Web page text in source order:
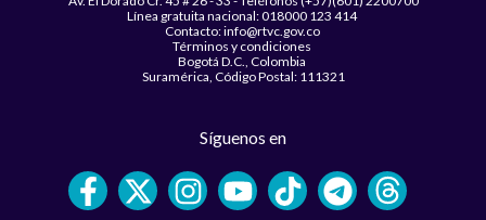
Línea gratuita nacional: 018000 123 414
Contacto: info@rtvc.gov.co
Términos y condiciones
Bogotá D.C., Colombia
Suramérica, Código Postal: 111321
Síguenos en